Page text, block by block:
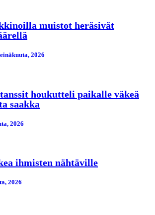
muistot heräsivät
2026
houkutteli paikalle väkeä
saakka
2026
ihmisten nähtäville
2026